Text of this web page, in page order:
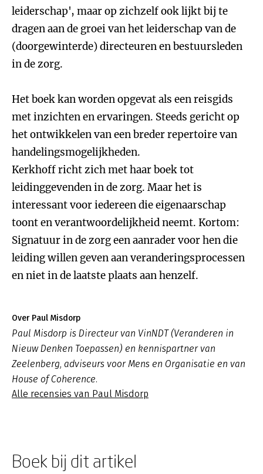
leiderschap', maar op zichzelf ook lijkt bij te
dragen aan de groei van het leiderschap van de
(doorgewinterde) directeuren en bestuursleden
in de zorg.
Het boek kan worden opgevat als een reisgids
met inzichten en ervaringen. Steeds gericht op
het ontwikkelen van een breder repertoire van
handelingsmogelijkheden.
Kerkhoff richt zich met haar boek tot
leidinggevenden in de zorg. Maar het is
interessant voor iedereen die eigenaarschap
toont en verantwoordelijkheid neemt. Kortom:
Signatuur in de zorg een aanrader voor hen die
leiding willen geven aan veranderingsprocessen
en niet in de laatste plaats aan henzelf.
Over Paul Misdorp
Paul Misdorp is Directeur van VinNDT (Veranderen in
Nieuw Denken Toepassen) en kennispartner van
Zeelenberg, adviseurs voor Mens en Organisatie en van
House of Coherence.
Alle recensies van Paul Misdorp
Boek bij dit artikel